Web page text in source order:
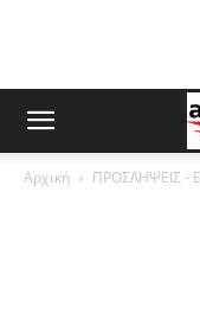
Αρχική ΠΡΟΣΛΗΨΕΙΣ -